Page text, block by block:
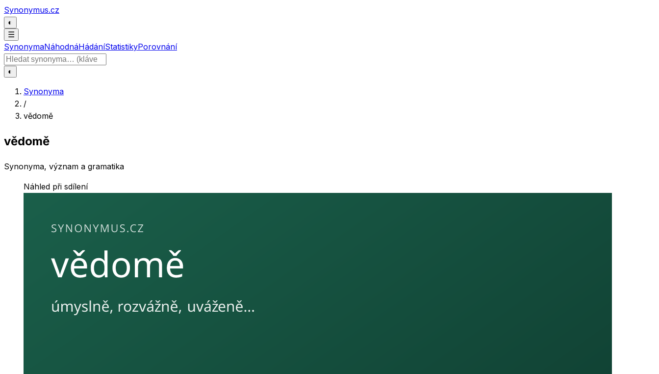
Přeskočit na obsah
Synonymus.cz
◐
☰
SynonymaNáhodnáHádáníStatistikyPorovnání
Hledat slovo
◐
Synonyma
/
vědomě
vědomě
Synonyma, význam a gramatika
Náhled při sdílení